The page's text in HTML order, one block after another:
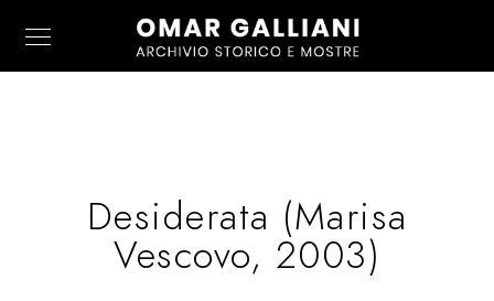
Desiderata (Marisa
Vescovo, 2003)